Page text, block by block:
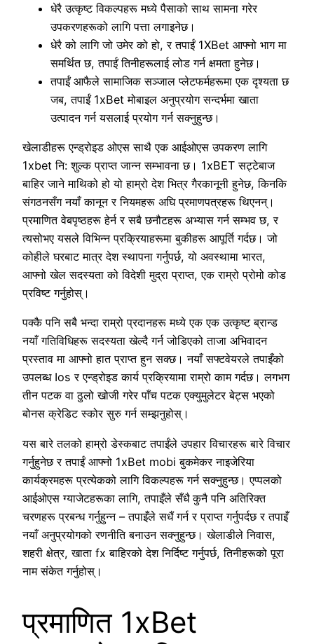
धेरै उत्कृष्ट विकल्पहरू मध्ये पैसाको साथ सामना गरेर
उपकरणहरूको लागि पत्ता लगाइनेछ।
धेरै को लागि जो उमेर को हो, र तपाईं 1XBet आफ्नो भाग मा
समर्थित छ, तपाईं तिनीहरूलाई लोड गर्न क्षमता हुनेछ।
तपाईं आफैले सामाजिक सञ्जाल प्लेटफर्महरूमा एक दृश्यता छ
जब, तपाईं 1xBet मोबाइल अनुप्रयोग सन्दर्भमा खाता
उत्पादन गर्न यसलाई प्रयोग गर्न सक्नुहुन्छ।
खेलाडीहरू एन्ड्रोइड ओएस साथै एक आईओएस उपकरण लागि
1xbet नि: शुल्क प्राप्त जान्न सम्भावना छ। 1xBET सट्टेबाज
बाहिर जाने माथिको हो यो हाम्रो देश भित्र गैरकानूनी हुनेछ, किनकि
संगठनसँग नयाँ कानून र नियमहरू अघि प्रमाणपत्रहरू थिएनन्।
प्रमाणित वेबपृष्ठहरू हेर्न र सबै छनौटहरू अभ्यास गर्न सम्भव छ, र
त्यसोभए यसले विभिन्न प्रक्रियाहरूमा बुकीहरू आपूर्ति गर्दछ। जो
कोहीले घरबाट मात्र देश स्थापना गर्नुपर्छ, यो अवस्थामा भारत,
आफ्नो खेल सदस्यता को विदेशी मुद्रा प्राप्त, एक राम्रो प्रोमो कोड
प्रविष्ट गर्नुहोस्।
पक्कै पनि सबै भन्दा राम्रो प्रदानहरू मध्ये एक एक उत्कृष्ट ब्रान्ड
नयाँ गतिविधिहरू सदस्यता खेल्दै गर्न जोडिएको ताजा अभिवादन
प्रस्ताव मा आफ्नो हात प्राप्त हुन सक्छ। नयाँ सफ्टवेयरले तपाइँको
उपलब्ध Ios र एन्ड्रोइड कार्य प्रक्रियामा राम्रो काम गर्दछ। लगभग
तीन पटक वा ठुलो खोजी गरेर पाँच पटक एक्युमुलेटर बेट्स भएको
बोनस क्रेडिट स्कोर सुरु गर्न सम्झनुहोस्।
यस बारे तलको हाम्रो डेस्कबाट तपाईंले उपहार विचारहरू बारे विचार
गर्नुहुनेछ र तपाईं आफ्नो 1xBet mobi बुकमेकर नाइजेरिया
कार्यक्रमहरू प्रत्येकको लागि विकल्पहरू गर्न सक्नुहुन्छ। एप्पलको
आईओएस ग्याजेटहरूका लागि, तपाइँले सँधै कुनै पनि अतिरिक्त
चरणहरू प्रबन्ध गर्नुहुन्न – तपाइँले सधैं गर्न र प्राप्त गर्नुपर्दछ र तपाइँ
नयाँ अनुप्रयोगको रणनीति बनाउन सक्नुहुन्छ। खेलाडीले निवास,
शहरी क्षेत्र, खाता fx बाहिरको देश निर्दिष्ट गर्नुपर्छ, तिनीहरूको पूरा
नाम संकेत गर्नुहोस्।
प्रमाणित 1xBet